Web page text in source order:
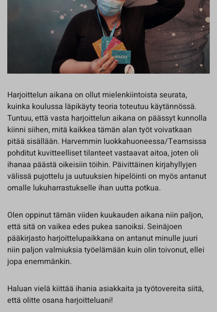
Harjoittelun aikana on ollut mielenkiintoista seurata,
kuinka koulussa läpikäyty teoria toteutuu käytännössä.
Tuntuu, että vasta harjoittelun aikana on päässyt kunnolla
kiinni siihen, mitä kaikkea tämän alan työt voivatkaan
pitää sisällään. Harvemmin luokkahuoneessa/Teamsissa
pohditut kuvitteelliset tilanteet vastaavat aitoa, joten oli
ihanaa päästä oikeisiin töihin. Päivittäinen kirjahyllyjen
välissä pujottelu ja uutuuksien hipelöinti on myös antanut
omalle lukuharrastukselle ihan uutta potkua.
Olen oppinut tämän viiden kuukauden aikana niin paljon,
että sitä on vaikea edes pukea sanoiksi. Seinäjoen
pääkirjasto harjoittelupaikkana on antanut minulle juuri
niin paljon valmiuksia työelämään kuin olin toivonut, ellei
jopa enemmänkin.
Haluan vielä kiittää ihania asiakkaita ja työtovereita siitä,
että olitte osana harjoitteluani!